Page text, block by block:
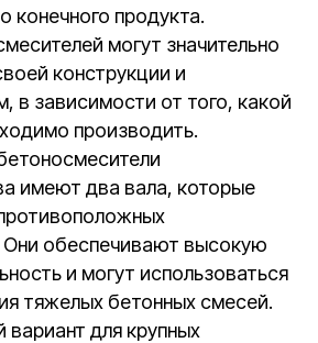
конечного продукта.
могут значительно
конструкции и
в зависимости от того, какой
производить.
имеют два вала, которые
Они обеспечивают высокую
и могут использоваться
тяжелых бетонных смесей.
вариант для крупных